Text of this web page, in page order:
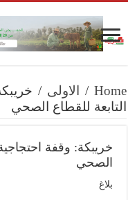
Home
/ الاولى /
التابعة للقطاع الصحي
خريبكة: وقفة
الصحي
بلاغ